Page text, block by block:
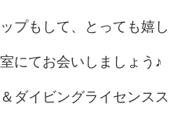
プもして、とっても嬉
にてお会いしましょう♪
ダイビングライセンス